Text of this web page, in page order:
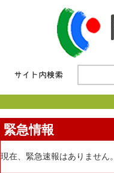
緊急情報
現在、緊急速報はありません。